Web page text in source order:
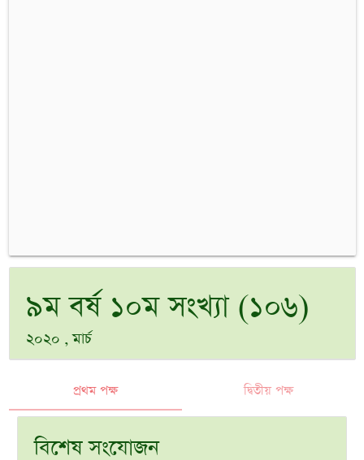
৯ম বর্ষ ১০ম সংখ্যা (১০৬)
২০২০ , মার্চ
প্রথম পক্ষ দ্বিতীয় পক্ষ
বিশেষ সংযোজন